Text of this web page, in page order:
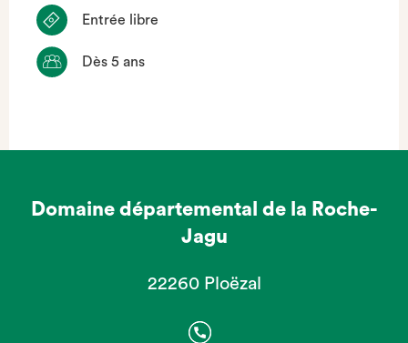
Entrée libre
Dès 5 ans
Domaine départemental de la Roche-
Jagu
22260 Ploëzal